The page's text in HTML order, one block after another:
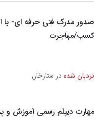
صدور مدرک فنی حرفه ای- با
کسب/مهاجرت
نردبان شدهدر ستارخان
مهارت دیپلم رسمی آموزش و